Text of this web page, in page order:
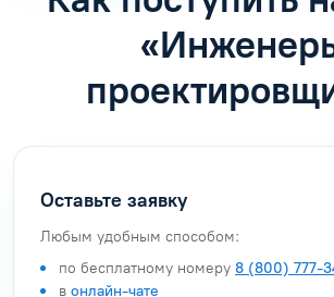
Оставьте заявку
Любым удобным способом:
по бесплатному номеру 8 (800) 777-
в онлайн-чате